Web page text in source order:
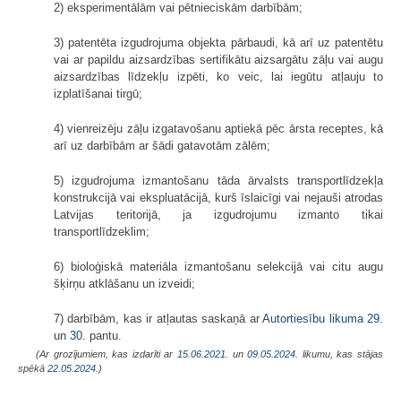
2) eksperimentālām vai pētnieciskām darbībām;
3) patentēta izgudrojuma objekta pārbaudi, kā arī uz patentētu
vai ar papildu aizsardzības sertifikātu aizsargātu zāļu vai augu
aizsardzības līdzekļu izpēti, ko veic, lai iegūtu atļauju to
izplatīšanai tirgū;
4) vienreizēju zāļu izgatavošanu aptiekā pēc ārsta receptes, kā
arī uz darbībām ar šādi gatavotām zālēm;
5) izgudrojuma izmantošanu tāda ārvalsts transportlīdzekļa
konstrukcijā vai ekspluatācijā, kurš īslaicīgi vai nejauši atrodas
Latvijas teritorijā, ja izgudrojumu izmanto tikai
transportlīdzeklim;
6) bioloģiskā materiāla izmantošanu selekcijā vai citu augu
šķirņu atklāšanu un izveidi;
7) darbībām, kas ir atļautas saskaņā arAutortiesību likuma 29.
un 30. pantu.
(Ar grozījumiem, kas izdarīti ar 15.06.2021. un09.05.2024 . likumu, kas stājas
spēkā 22.05.2024. )